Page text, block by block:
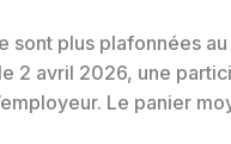
plus plafonnées
2 avril 2026, une
Le panier